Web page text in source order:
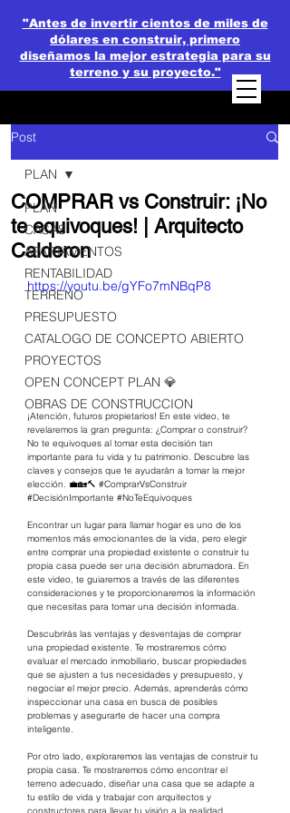
"Antes de invertir cientos de miles de
dólares en construir, primero
diseñamos la mejor estrategia para su
terreno y su proyecto."
Post
PLAN
CASAS
APARTAMENTOS
RENTABILIDAD
TERRENO
PRESUPUESTO
CATALOGO DE CONCEPTO ABIERTO
PROYECTOS
OPEN CONCEPT PLAN 💎
OBRAS DE CONSTRUCCION
PLAN
COMPRAR vs Construir: ¡No
te equivoques! | Arquitecto
Calderon
https://youtu.be/gYFo7mNBqP8
¡Atención, futuros propietarios! En este video, te
revelaremos la gran pregunta: ¿Comprar o construir?
No te equivoques al tomar esta decisión tan
importante para tu vida y tu patrimonio. Descubre las
claves y consejos que te ayudarán a tomar la mejor
elección. 💼🏡🔨 #ComprarVsConstruir
#DecisiónImportante #NoTeEquivoques
Encontrar un lugar para llamar hogar es uno de los
momentos más emocionantes de la vida, pero elegir
entre comprar una propiedad existente o construir tu
propia casa puede ser una decisión abrumadora. En
este video, te guiaremos a través de las diferentes
consideraciones y te proporcionaremos la información
que necesitas para tomar una decisión informada.
Descubrirás las ventajas y desventajas de comprar
una propiedad existente. Te mostraremos cómo
evaluar el mercado inmobiliario, buscar propiedades
que se ajusten a tus necesidades y presupuesto, y
negociar el mejor precio. Además, aprenderás cómo
inspeccionar una casa en busca de posibles
problemas y asegurarte de hacer una compra
inteligente.
Por otro lado, exploraremos las ventajas de construir tu
propia casa. Te mostraremos cómo encontrar el
terreno adecuado, diseñar una casa que se adapte a
tu estilo de vida y trabajar con arquitectos y
constructores para llevar tu visión a la realidad.